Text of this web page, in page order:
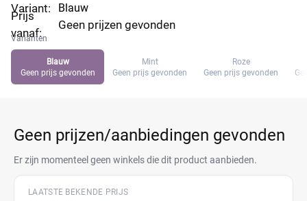
Variant:
Prijs
vanaf:
Blauw
Geen prijzen gevonden
Varianten
Blauw
Geen prijs gevonden
Mint
Geen prijs gevonden
Roze
Geen prijs gevonden
Geen prijzen/aanbiedingen gevonden
Er zijn momenteel geen winkels die dit product aanbieden.
LAATSTE BEKENDE PRIJS